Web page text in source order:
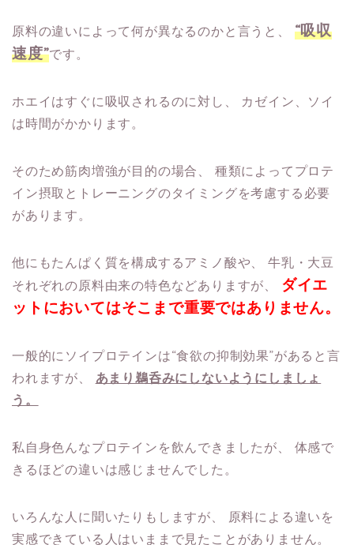
原料の違いによって何が異なるのかと言うと、
“吸収
速度”です。
ホエイはすぐに吸収されるのに対し、
カゼイン、ソイ
は時間がかかります。
そのため筋肉増強が目的の場合、
種類によってプロテ
イン摂取とトレーニングのタイミングを考慮する必要
があります。
他にもたんぱく質を構成するアミノ酸や、
牛乳・大豆
それぞれの原料由来の特色などありますが、
ダイエ
ットにおいてはそこまで重要ではありません。
一般的にソイプロテインは“食欲の抑制効果”があると言
われますが、
あまり鵜呑みにしないようにしましょ
う。
私自身色んなプロテインを飲んできましたが、
体感で
きるほどの違いは感じませんでした。
いろんな人に聞いたりもしますが、
原料による違いを
実感できている人はいままで見たことがありません。